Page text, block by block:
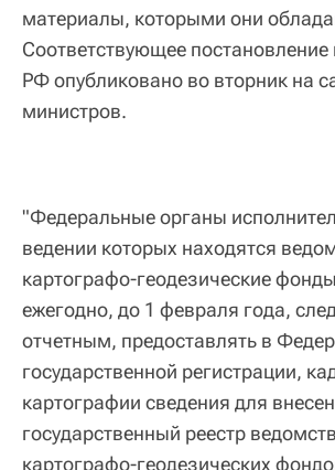
материалы, которыми они
Соответствующее постановление
РФ опубликовано во вторник на
министров.
"Федеральные органы
ведении которых находятся
картографо-геодезические
ежегодно, до 1 февраля года,
отчетным, предоставлять в
государственной регистрации,
картографии сведения для
государственный реестр
картографо-геодезических